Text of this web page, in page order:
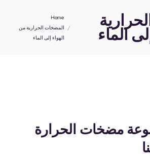
الماء
You are here:
Home
المضخات الحرارية من
الهواء إلى الماء
مضخات الحرارة